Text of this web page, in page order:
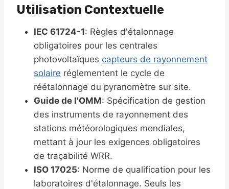
Utilisation Contextuelle
IEC 61724-1: Règles d'étalonnage
obligatoires pour les centrales
photovoltaïques capteurs de rayonnement
solaire réglementent le cycle de
réétalonnage du pyranomètre sur site.
Guide de l'OMM: Spécification de gestion
des instruments de rayonnement des
stations météorologiques mondiales,
mettant à jour les exigences obligatoires
de traçabilité WRR.
ISO 17025: Norme de qualification pour les
laboratoires d'étalonnage. Seuls les